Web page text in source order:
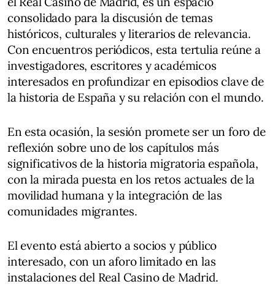
consolidado para la discusión de temas
históricos, culturales y literarios de relevancia.
Con encuentros periódicos, esta tertulia reúne a
investigadores, escritores y académicos
interesados en profundizar en episodios clave de
la historia de España y su relación con el mundo.
En esta ocasión, la sesión promete ser un foro de
reflexión sobre uno de los capítulos más
significativos de la historia migratoria española,
con la mirada puesta en los retos actuales de la
movilidad humana y la integración de las
comunidades migrantes.
El evento está abierto a socios y público
interesado, con un aforo limitado en las
instalaciones del Real Casino de Madrid.